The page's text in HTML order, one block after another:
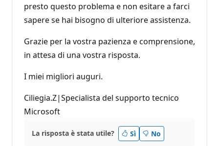
presto questo problema e non esitare a farci
sapere se hai bisogno di ulteriore assistenza.
Grazie per la vostra pazienza e comprensione,
in attesa di una vostra risposta.
I miei migliori auguri.
Ciliegia.Z|Specialista del supporto tecnico
Microsoft
La risposta è stata utile? Sì No